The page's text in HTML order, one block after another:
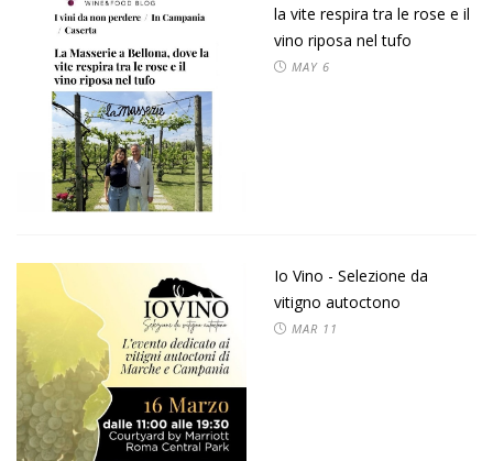
la vite respira tra le rose e il
vino riposa nel tufo
MAY 6
Io Vino - Selezione da
vitigno autoctono
MAR 11